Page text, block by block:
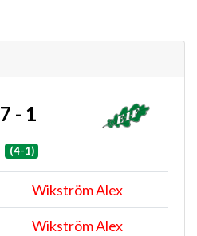
7 - 1
(4-1)
Wikström Alex
Wikström Alex